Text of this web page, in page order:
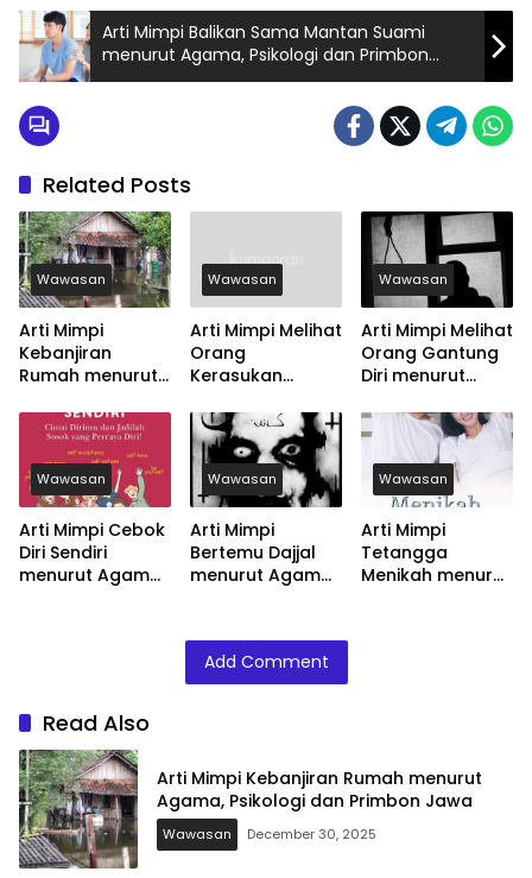
Arti Mimpi Balikan Sama Mantan Suami
menurut Agama, Psikologi dan Primbon
Jawa
Related Posts
Wawasan
Arti Mimpi
Kebanjiran
Rumah menurut
dan Primbon
Jawa
Wawasan
Arti Mimpi Melihat
Orang
Kerasukan
Psikologi dan
Primbon Jawa
Wawasan
Arti Mimpi Melihat
Orang Gantung
Diri menurut
dan Primbon
Jawa
Wawasan
Arti Mimpi Cebok
Diri Sendiri
menurut Agama,
Wawasan
Arti Mimpi
Bertemu Dajjal
menurut Agama,
Wawasan
Arti Mimpi
Tetangga
Menikah menurut
Add Comment
Read Also
Arti Mimpi Kebanjiran Rumah menurut
Agama, Psikologi dan Primbon Jawa
Wawasan December 30, 2025